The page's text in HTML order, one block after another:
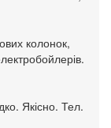
колонок,
Якісно. Тел.